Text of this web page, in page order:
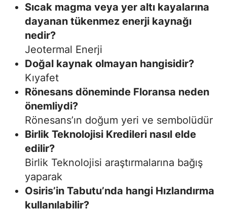
Sıcak magma veya yer altı kayalarına
dayanan tükenmez enerji kaynağı
nedir?
Jeotermal Enerji
Doğal kaynak olmayan hangisidir?
Kıyafet
Rönesans döneminde Floransa neden
önemliydi?
Rönesans’ın doğum yeri ve sembolüdür
Birlik Teknolojisi Kredileri nasıl elde
edilir?
Birlik Teknolojisi araştırmalarına bağış
yaparak
Osiris’in Tabutu’nda hangi Hızlandırma
kullanılabilir?